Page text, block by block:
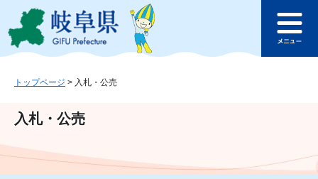
ジ
ュ
文
このページの本文へ
ュ
トップページ > 入札・公売
入札・公売